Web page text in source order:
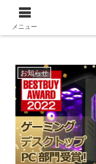
お知らせ
メニュー